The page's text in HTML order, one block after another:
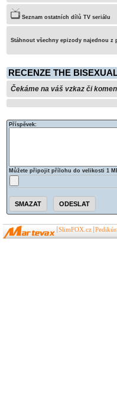
Seznam ostatních dílů TV seriálu
Stáhnout všechny epizody najednou z
RECENZE THE
Čekáme na váš vzkaz či
Příspěvek:
Můžete připojit přílohu do velikosti 1
SlimFOX.cz